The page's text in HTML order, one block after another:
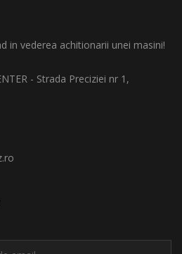
in vederea achitionarii unei masini!
- Strada Preciziei nr 1,